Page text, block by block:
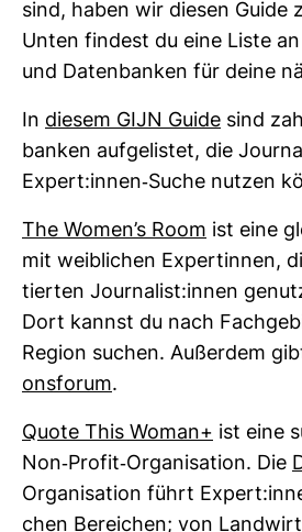
sind, haben wir diesen Guide
Unten fin­dest du eine Liste
und Daten­banken für deine
In diesem GIJN Guide sind
banken auf­ge­listet, die
Expert:innen-​Suche nutzen
The Women’s Room ist eine
mit weib­li­chen Exper­tinnen,
tierten Jour­na­list:innen
Dort kannst du nach
Region suchen. Außerdem
ons­forum.
Quote This Woman+ ist eine
Non-​Profit-​Orga­ni­sa­tion. Die
Orga­ni­sa­tion führt
chen Berei­chen; von